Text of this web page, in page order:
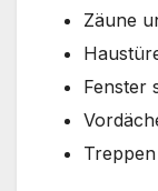
Zäune
Fenster
Treppen